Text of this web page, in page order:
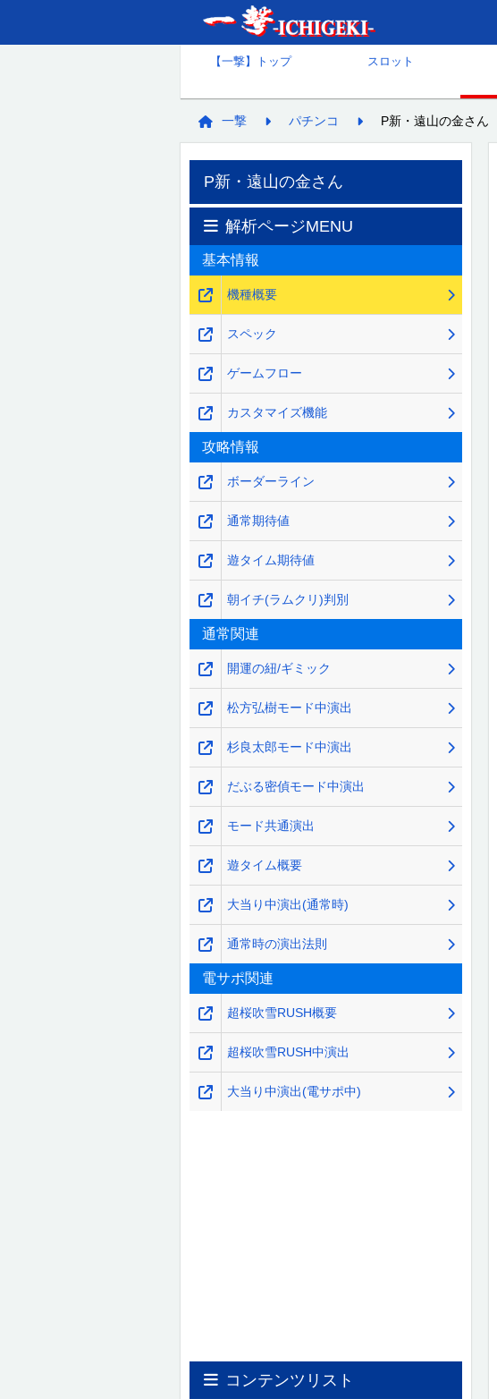
【一撃】トップ スロット
一撃 パチンコ P新・遠山の金さん
P新・遠山の金さん
解析ページMENU
基本情報
機種概要
スペック
ゲームフロー
カスタマイズ機能
攻略情報
ボーダーライン
通常期待値
遊タイム期待値
朝イチ(ラムクリ)判別
通常関連
開運の紐/ギミック
松方弘樹モード中演出
杉良太郎モード中演出
だぶる密偵モード中演出
モード共通演出
遊タイム概要
大当り中演出(通常時)
通常時の演出法則
電サポ関連
超桜吹雪RUSH概要
超桜吹雪RUSH中演出
大当り中演出(電サポ中)
コンテンツリスト